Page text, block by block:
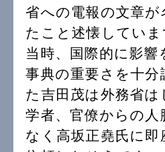
省への電報の文章が
たこと述懐していま
当時、国際的に影響
事典の重要さを十分
た吉田茂は外務省は
学者、官僚からの人
なく高坂正堯氏に即